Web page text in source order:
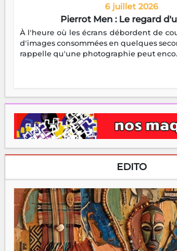
6 juillet 2026
Pierrot Men : Le regard
À l'heure où les écrans débordent de
d'images consommées en quelques
rappelle qu'une photographie peut
EDITO